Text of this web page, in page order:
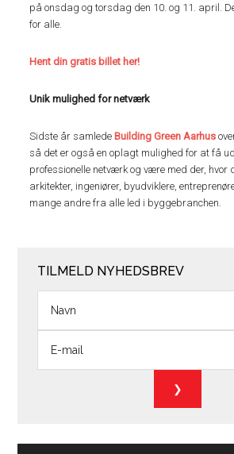
på onsdag og torsdag den 10. og 11. april.
for alle.
Hent din gratis billet her!
Unik mulighed for netværk
Sidste år samlede Building Green Aarhus
så det er også en oplagt mulighed for at få
professionelle netværk og være med der, hvor
arkitekter, ingeniører, byudviklere,
mange andre fra alle led i byggebranchen.
TILMELD NYHEDSBREV